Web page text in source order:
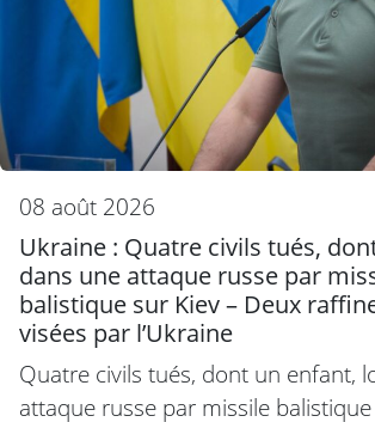
08 août 2026
Ukraine : Quatre civils tués,
dans une attaque russe par
balistique sur Kiev – Deux
visées par l’Ukraine
Quatre civils tués, dont un enfant,
attaque russe par missile